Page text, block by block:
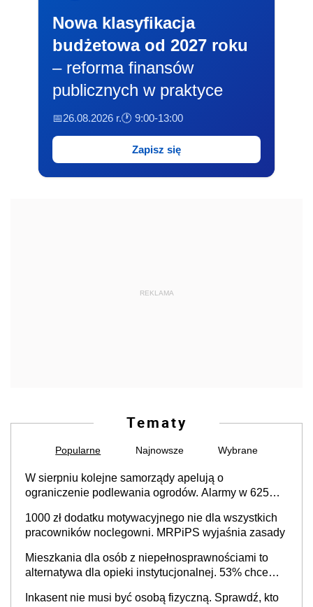
Nowa klasyfikacja
budżetowa od 2027 roku
– reforma finansów
publicznych w praktyce
📅26.08.2026 r.🕐 9:00-13:00
Zapisz się
REKLAMA
Tematy
Popularne Najnowsze Wybrane
W sierpniu kolejne samorządy apelują o
ograniczenie podlewania ogrodów. Alarmy w 625
cały kraj
1000 zł dodatku motywacyjnego nie dla wszystkich
pracowników noclegowni. MRPiPS wyjaśnia zasady
Mieszkania dla osób z niepełnosprawnościami to
alternatywa dla opieki instytucjonalnej. 53% chce
Inkasent nie musi być osobą fizyczną. Sprawdź, kto